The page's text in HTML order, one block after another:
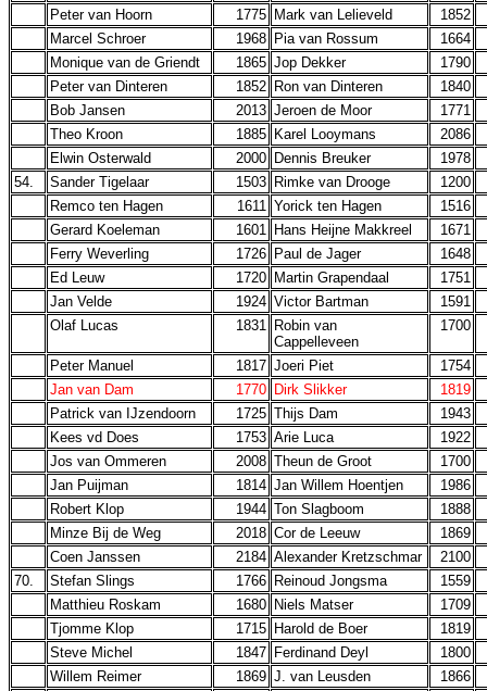
Peter van Hoorn
1775 Mark van Lelieveld
1852
Marcel Schroer
1968 Pia van Rossum
1664
Monique van de Griendt
1865 Jop Dekker
1790
Peter van Dinteren
1852 Ron van Dinteren
1840
Bob Jansen
2013 Jeroen de Moor
1771
Theo Kroon
1885 Karel Looymans
2086
Elwin Osterwald
2000 Dennis Breuker
1978
54.
Sander Tigelaar 1503 Rimke van Drooge
1200
Remco ten Hagen
1611 Yorick ten Hagen
1516
Gerard Koeleman
1601 Hans Heijne Makkreel
1671
Ferry Weverling
1726 Paul de Jager
1648
Ed Leuw
1720 Martin Grapendaal
1751
Jan Velde
1924 Victor Bartman
1591
Olaf Lucas
1831 Robin van
Cappelleveen
1700
Peter Manuel 1817 Joeri Piet
1754
Jan van Dam
1770 Dirk Slikker
1819
Patrick van IJzendoorn
1725 Thijs Dam
1943
Kees vd Does
1753 Arie Luca
1922
Jos van Ommeren
2008 Theun de Groot
1700
Jan Puijman
1814 Jan Willem Hoentjen
1986
Robert Klop
1944 Ton Slagboom
1888
Minze Bij de Weg
2018 Cor de Leeuw
1869
Coen Janssen
2184 Alexander Kretzschmar
2100
70.
Stefan Slings 1766 Reinoud Jongsma
1559
Matthieu Roskam
1680 Niels Matser
1709
Tjomme Klop
1715 Harold de Boer
1819
Steve Michel
1847 Ferdinand Deyl
1800
Willem Reimer
1869 J. van Leusden
1866